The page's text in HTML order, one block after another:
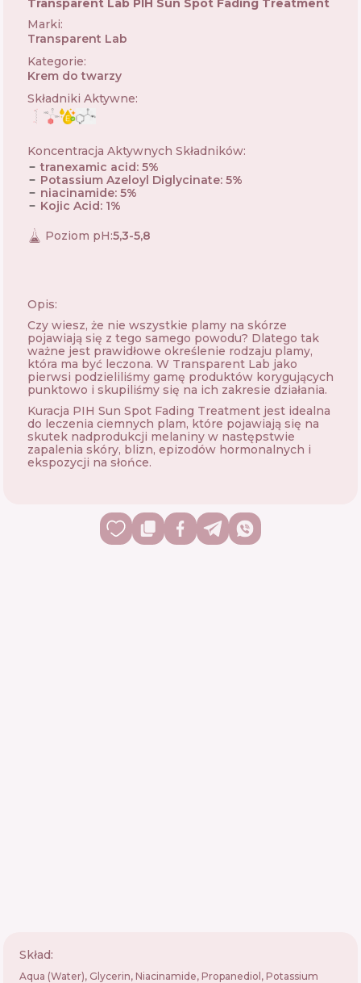
Transparent Lab PIH Sun Spot Fading Treatment
Marki:
Transparent Lab
Kategorie:
Krem do twarzy
Składniki Aktywne:
Koncentracja Aktywnych Składników:
tranexamic acid: 5%
Potassium Azeloyl Diglycinate: 5%
niacinamide: 5%
Kojic Acid: 1%
Poziom pH:5,3-5,8
Opis:
Czy wiesz, że nie wszystkie plamy na skórze
pojawiają się z tego samego powodu? Dlatego tak
ważne jest prawidłowe określenie rodzaju plamy,
która ma być leczona. W Transparent Lab jako
pierwsi podzieliliśmy gamę produktów korygujących
punktowo i skupiliśmy się na ich zakresie działania.
Kuracja PIH Sun Spot Fading Treatment jest idealna
do leczenia ciemnych plam, które pojawiają się na
skutek nadprodukcji melaniny w następstwie
zapalenia skóry, blizn, epizodów hormonalnych i
ekspozycji na słońce.
Skład:
Aqua (Water), Glycerin, Niacinamide, Propanediol, Potassium